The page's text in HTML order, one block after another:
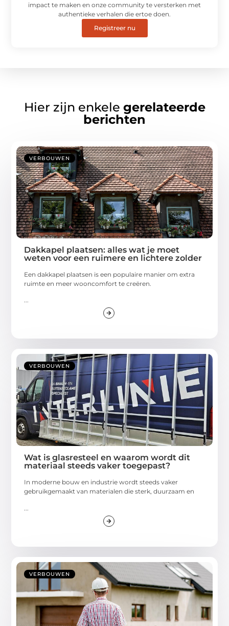
impact te maken en onze community te versterken met
authentieke verhalen die ertoe doen.
Registreer nu
Hier zijn enkele gerelateerde
berichten
VERBOUWEN
Dakkapel plaatsen: alles wat je moet
weten voor een ruimere en lichtere zolder
Een dakkapel plaatsen is een populaire manier om extra
ruimte en meer wooncomfort te creëren.
...
VERBOUWEN
Wat is glasresteel en waarom wordt dit
materiaal steeds vaker toegepast?
In moderne bouw en industrie wordt steeds vaker
gebruikgemaakt van materialen die sterk, duurzaam en
VERBOUWEN